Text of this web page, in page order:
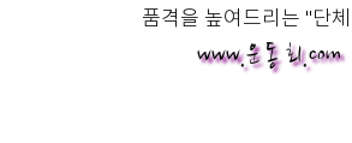
품격을 높여드리는 "단
www.운 동 회.com